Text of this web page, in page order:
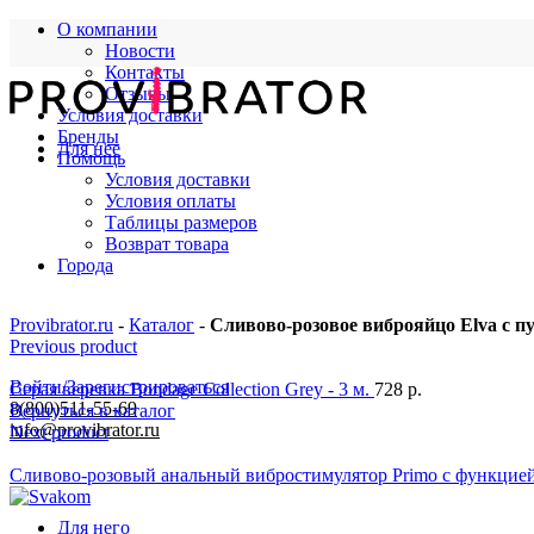
О компании
Новости
Контакты
Отзывы
Условия доставки
Бренды
Помощь
Условия доставки
Условия оплаты
Таблицы размеров
Возврат товара
Города
Войти/Зарегистрироваться
8(800)511-55-69
info@provibrator.ru
Для нее
Для него
Provibrator.ru - Каталог - Сливово-розовое виброяйцо Elva с
Previous product
Серая веревка Bondage Collection Grey - 3 м. 728 р.
Вернуться в каталог
Next product
Сливово-розовый анальный вибростимулятор Primo с